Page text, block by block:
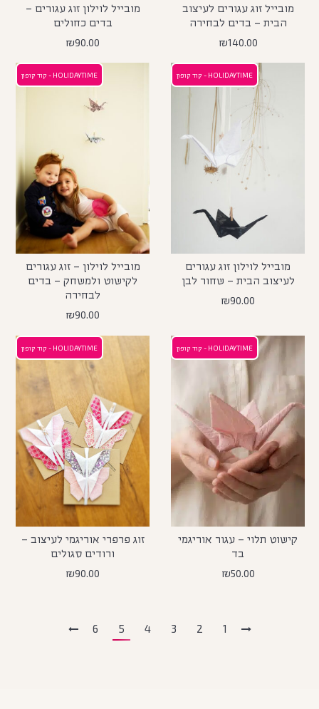
מובייל זוג עגורים לעיצוב
הבית – בדים לבחירה
₪140.00
מובייל לוילון זוג עגורים –
בדים כחולים
₪90.00
HOLIDAYTIME - קוד קופון
מובייל לוילון זוג עגורים
לעיצוב הבית – שחור לבן
₪90.00
HOLIDAYTIME - קוד קופון
מובייל לוילון – זוג עגורים
לקישוט ולמשחק – בדים
לבחירה
₪90.00
HOLIDAYTIME - קוד קופון
קישוט תלוי – עגור אוריגמי
בד
₪50.00
HOLIDAYTIME - קוד קופון
זוג פרפרי אוריגמי לעיצוב –
ורודים סגולים
₪90.00
1
2
3
4
5
6